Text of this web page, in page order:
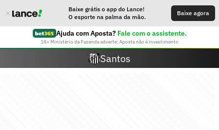
Baixe grátis o app do Lance!
O esporte na palma da mão.
Baixe agora
Ajuda com Aposta? Fale com o assistente.
18+ Ministério da Fazenda adverte: Aposta não é investimento
Santos